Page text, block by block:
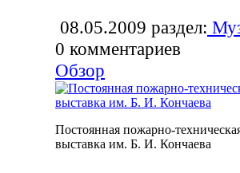
08.05.2009 раздел:
0 комментариев
Обзор
Постоянная пожарно-
выставка им. Б. И. Кончаева